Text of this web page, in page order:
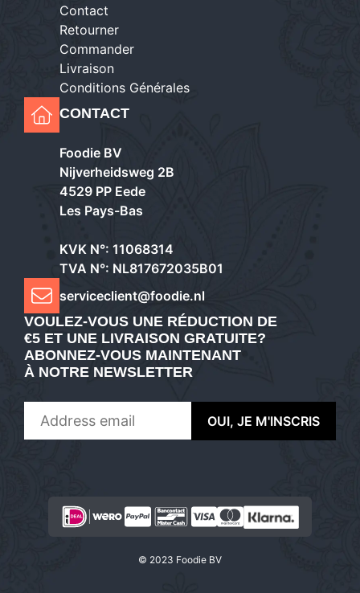
Contact
Retourner
Commander
Livraison
Conditions Générales
CONTACT
Foodie BV
Nijverheidsweg 2B
4529 PP Eede
Les Pays-Bas
KVK N°: 11068314
TVA N°: NL817672035B01
serviceclient@foodie.nl
VOULEZ-VOUS UNE RÉDUCTION DE
€5 ET UNE LIVRAISON GRATUITE?
ABONNEZ-VOUS MAINTENANT
À NOTRE NEWSLETTER
© 2023 Foodie BV
AJOUTER AU PANIER